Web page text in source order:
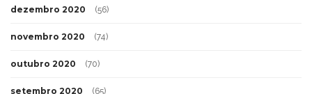
dezembro 2020 (56)
novembro 2020 (74)
outubro 2020 (70)
setembro 2020 (65)